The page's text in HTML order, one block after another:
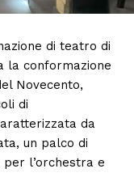
di teatro di
la conformazione
Novecento,
di
da
un palco di
l’orchestra e